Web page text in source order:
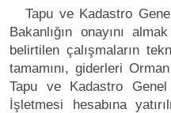
Tapu ve Kadastro
Bakanlığın onayını
belirtilen çalışmaların
tamamını, giderleri
Tapu ve Kadastro
İşletmesi hesabına